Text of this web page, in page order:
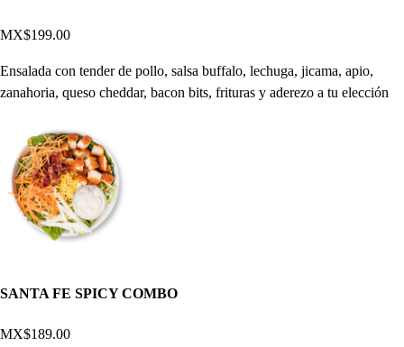
MX$199.00
Ensalada con tender de pollo, salsa buffalo, lechuga, jicama, apio,
zanahoria, queso cheddar, bacon bits, frituras y aderezo a tu elección
SANTA FE SPICY COMBO
MX$189.00